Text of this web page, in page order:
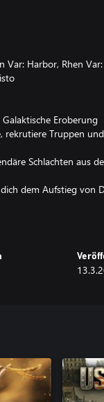
Var: Harbor, Rhen
Eroberung
rekrutiere Truppen
Schlachten aus
dem Aufstieg von
RTs und mehr in
spielbar, darunter:
und vielen
Darth Vader